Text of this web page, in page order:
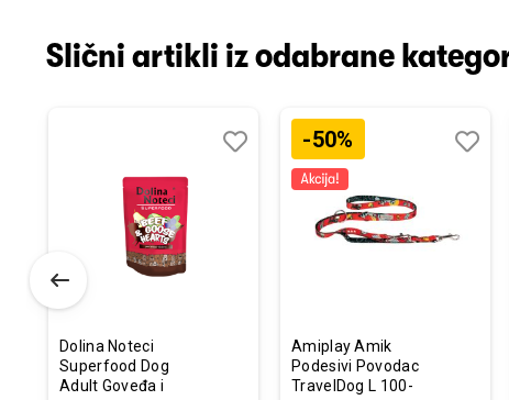
Slični artikli iz odabrane
Dolina Noteci
Superfood Dog
Adult Goveđa i
-50%
Amiplay Amik
Podesivi Povodac
TravelDog L 100-